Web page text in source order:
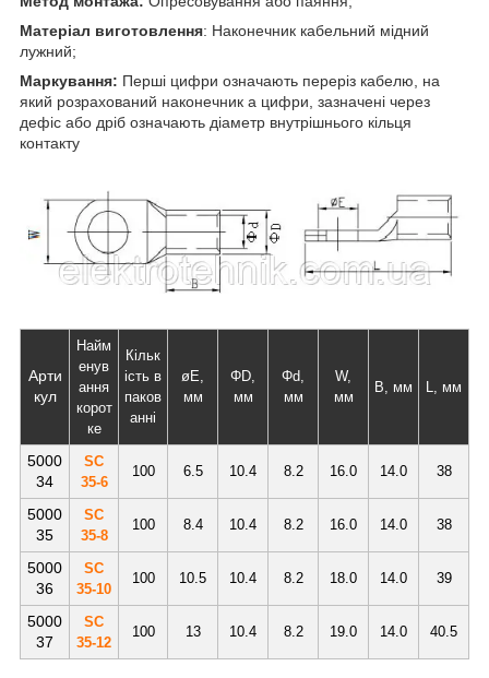
Матеріал виготовлення: Наконечник кабельний мідний
лужний;
Маркування: Перші цифри означають переріз кабелю, на
який розрахований наконечник а цифри, зазначені через
дефіс або дріб означають діаметр внутрішнього кільця
контакту
Арти
кул
Найм
енув
ання
корот
ке
Кільк
ість в
паков
анні
øE,
мм
ΦD,
мм
Φd,
мм
W,
мм
B, мм L, мм
5000
34
SC
35-6
100 6.5 10.4 8.2 16.0 14.0 38
5000
35
SC
35-8
100 8.4 10.4 8.2 16.0 14.0 38
5000
36
SC
35-10
100 10.5 10.4 8.2 18.0 14.0 39
5000
37
SC
35-12
100 13 10.4 8.2 19.0 14.0 40.5